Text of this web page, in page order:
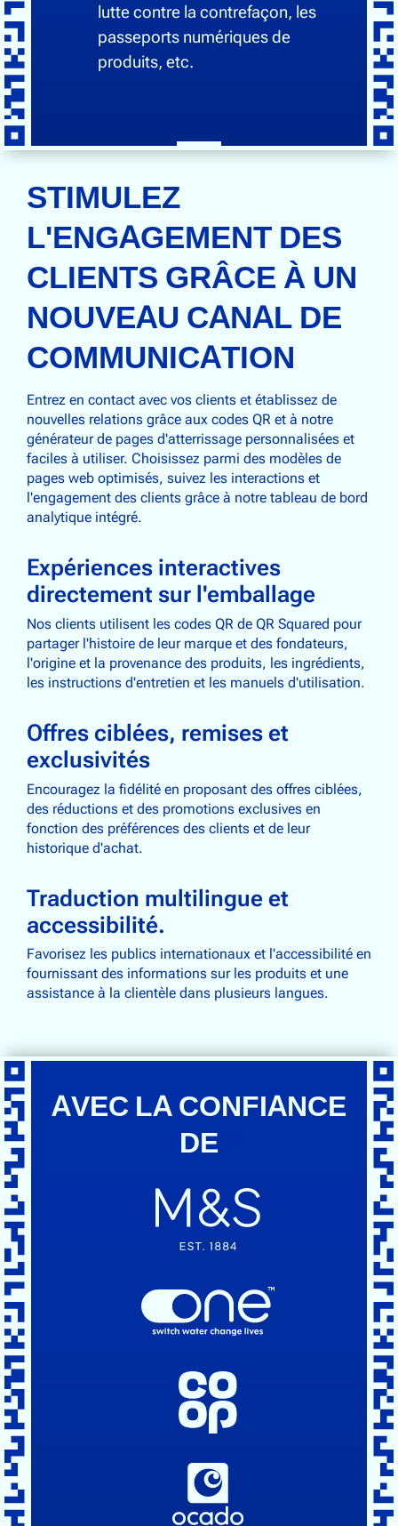
lutte contre la contrefaçon, les
passeports numériques de
produits, etc.
STIMULEZ
L'ENGAGEMENT DES
CLIENTS GRÂCE À UN
NOUVEAU CANAL DE
COMMUNICATION
Entrez en contact avec vos clients et établissez de
nouvelles relations grâce aux codes QR et à notre
générateur de pages d'atterrissage personnalisées et
faciles à utiliser. Choisissez parmi des modèles de
pages web optimisés, suivez les interactions et
l'engagement des clients grâce à notre tableau de bord
analytique intégré.
Expériences interactives
directement sur l'emballage
Nos clients utilisent les codes QR de QR Squared pour
partager l'histoire de leur marque et des fondateurs,
l'origine et la provenance des produits, les ingrédients,
les instructions d'entretien et les manuels d'utilisation.
Offres ciblées, remises et
exclusivités
Encouragez la fidélité en proposant des offres ciblées,
des réductions et des promotions exclusives en
fonction des préférences des clients et de leur
historique d'achat.
Traduction multilingue et
accessibilité.
Favorisez les publics internationaux et l'accessibilité en
fournissant des informations sur les produits et une
assistance à la clientèle dans plusieurs langues.
AVEC LA CONFIANCE
DE